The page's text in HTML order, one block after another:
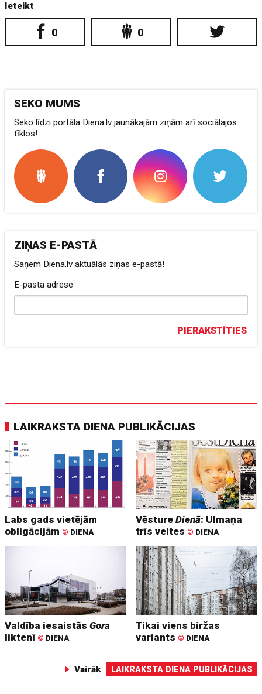
Ieteikt
0 0
SEKO MUMS
Seko līdzi portāla Diena.lv jaunākajām ziņām arī sociālajos
tīklos!
ZIŅAS E-PASTĀ
Saņem Diena.lv aktuālās ziņas e-pastā!
E-pasta adrese
PIERAKSTĪTIES
LAIKRAKSTA DIENA PUBLIKĀCIJAS
Labs gads vietējām
obligācijām © DIENA
VēstureDienā: Ulmaņa
trīs veltes © DIENA
Valdība iesaistāsGora
liktenī © DIENA
Tikai viens biržas
variants © DIENA
Vairāk LAIKRAKSTA DIENA PUBLIKĀCIJAS